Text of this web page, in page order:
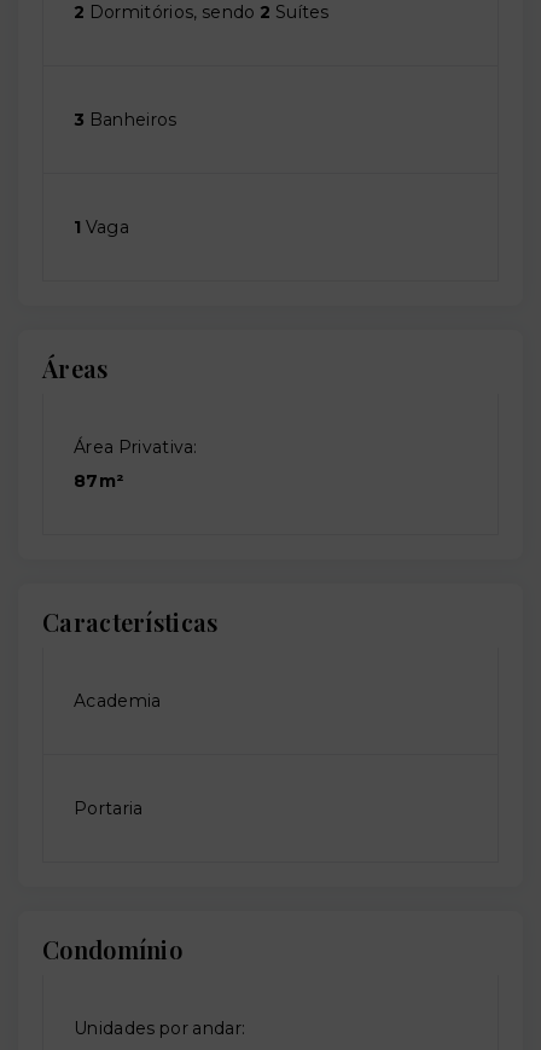
2 Dormitórios, sendo 2 Suítes
3 Banheiros
1 Vaga
Áreas
Área Privativa:
87m²
Características
Academia
Portaria
Condomínio
Unidades por andar: